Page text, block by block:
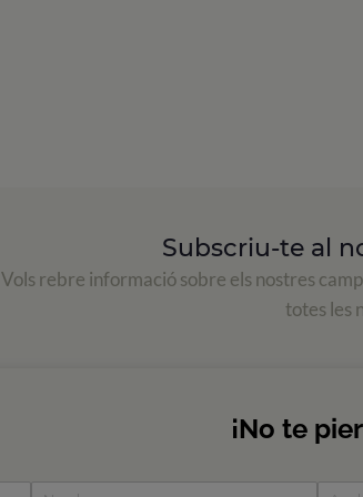
Subscriu-te al
Vols rebre informació sobre els nostres
totes les